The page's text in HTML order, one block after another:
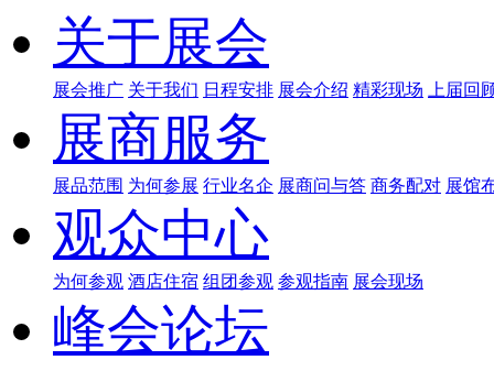
关于展会
展会推广 关于我们 日程安排 展会介绍 精彩现场 上届回
展商服务
展品范围 为何参展 行业名企 展商问与答 商务配对 展馆
观众中心
为何参观 酒店住宿 组团参观 参观指南 展会现场
峰会论坛